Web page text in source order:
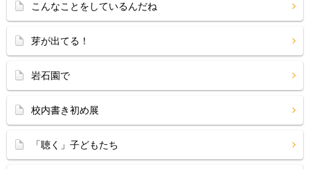
こんなことをしているんだね
芽が出てる！
岩石園で
校内書き初め展
「聴く」子どもたち